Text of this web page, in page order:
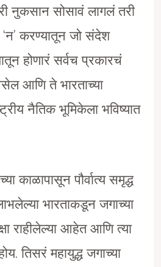
नुकसान सोसावं लागलं तरी
करण्यातून जो संदेश
होणारं सर्वच प्रकारचं
आणि ते भारताच्या
नैतिक भूमिकेला भविष्यात
काळापासून पौर्वात्य समृद्ध
भारताकडून जगाच्या
राहीलेल्या आहेत आणि त्या
तिसरं महायुद्ध जगाच्या